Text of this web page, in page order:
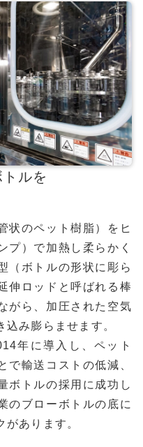
ルを
状のペット樹脂）をヒ
プ）で加熱し柔らかく
（ボトルの形状に彫ら
伸ロッドと呼ばれる棒
がら、加圧された空気
込み膨らませます。
年に導入し、ペット
で輸送コストの低減、
ボトルの採用に成功し
のブローボトルの底に
あります。